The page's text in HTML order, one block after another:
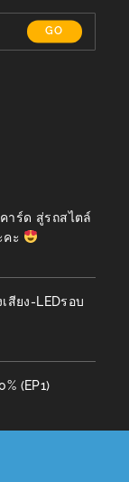
GO
าร์ด สู่รถสไตล์
คะ
สียง-LEDรอบ
(EP1)